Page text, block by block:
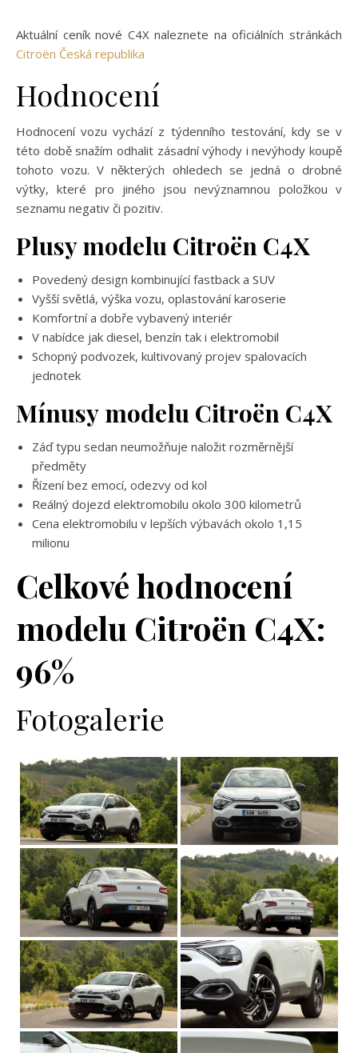
Aktuální ceník nové C4X naleznete na oficiálních stránkách
Citroën Česká republika
Hodnocení
Hodnocení vozu vychází z týdenního testování, kdy se v
této době snažím odhalit zásadní výhody i nevýhody koupě
tohoto vozu. V některých ohledech se jedná o drobné
výtky, které pro jiného jsou nevýznamnou položkou v
seznamu negativ či pozitiv.
Plusy modelu Citroën C4X
Povedený design kombinující fastback a SUV
Vyšší světlá, výška vozu, oplastování karoserie
Komfortní a dobře vybavený interiér
V nabídce jak diesel, benzín tak i elektromobil
Schopný podvozek, kultivovaný projev spalovacích
jednotek
Mínusy modelu Citroën C4X
Záď typu sedan neumožňuje naložit rozměrnější
předměty
Řízení bez emocí, odezvy od kol
Reálný dojezd elektromobilu okolo 300 kilometrů
Cena elektromobilu v lepších výbavách okolo 1,15
milionu
Celkové hodnocení
modelu Citroën C4X:
96%
Fotogalerie